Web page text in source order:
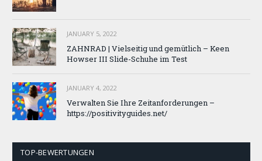
JANUARY 5, 2022
ZAHNRAD ​​| Vielseitig und gemütlich – Keen
Howser III Slide-Schuhe im Test
JANUARY 4, 2022
Verwalten Sie Ihre Zeitanforderungen –
https://positivityguides.net/
TOP-BEWERTUNGEN